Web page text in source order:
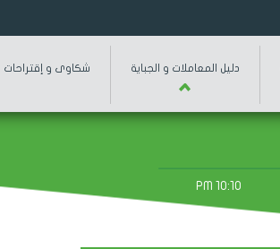
دليل المعاملات و الجباية شكاوى و إقتراحات
10:10 PM